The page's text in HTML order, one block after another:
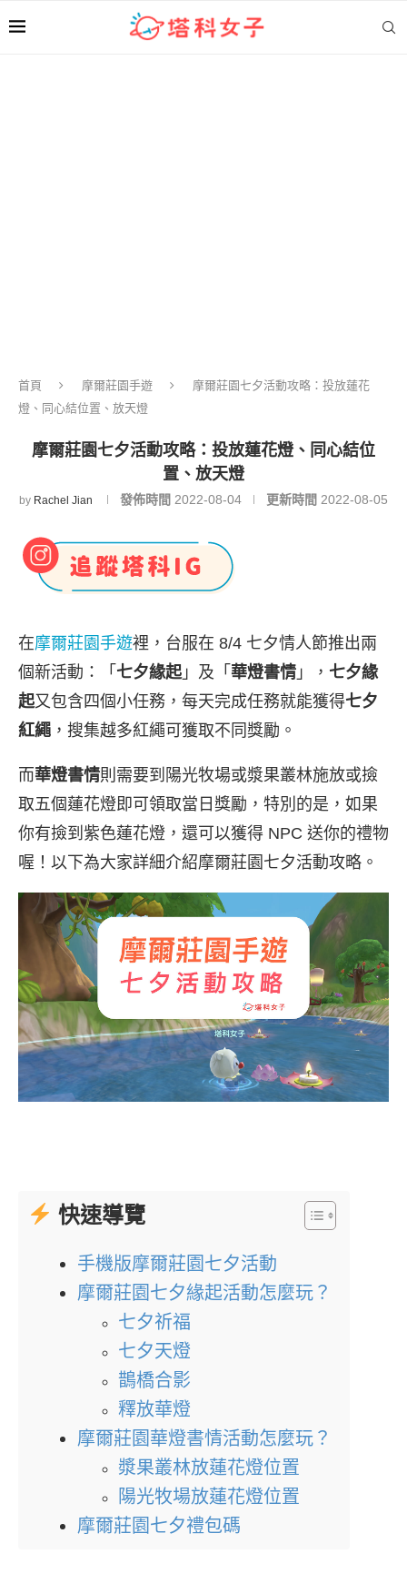
首頁 摩爾莊園手遊
摩爾莊園七夕活動攻略：投放蓮花
燈、同心結位置、放天燈
摩爾莊園七夕活動攻略：投放蓮花燈、同心結位
置、放天燈
by Rachel Jian 發佈時間 2022-08-04 更新時間 2022-08-05
在摩爾莊園手遊裡，台服在 8/4 七夕情人節推出兩
個新活動：「 七夕緣起」及「 華燈書情 」， 七夕緣
起又包含四個小任務，每天完成任務就能獲得七夕
紅繩 ，搜集越多紅繩可獲取不同獎勵。
而華燈書情則需要到陽光牧場或漿果叢林施放或撿
取五個蓮花燈即可領取當日獎勵，特別的是，如果
你有撿到紫色蓮花燈，還可以獲得 NPC 送你的禮物
喔！以下為大家詳細介紹摩爾莊園七夕活動攻略。
快速導覽
手機版摩爾莊園七夕活動
摩爾莊園七夕緣起活動怎麼玩？
七夕祈福
七夕天燈
鵲橋合影
釋放華燈
摩爾莊園華燈書情活動怎麼玩？
漿果叢林放蓮花燈位置
陽光牧場放蓮花燈位置
摩爾莊園七夕禮包碼